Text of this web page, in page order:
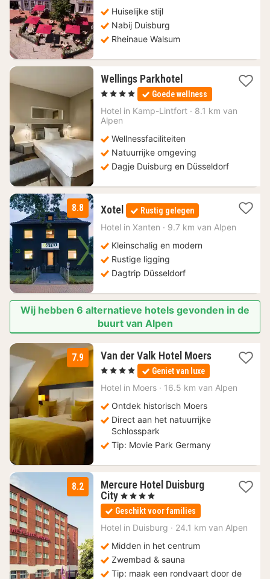
Huiselijke stijl
Nabij Duisburg
Rheinaue Walsum
Wellings Parkhotel2
nachten
vanaf
147,60
, 4 Sterren Goede wellness
Hotel in Kamp-Lintfort · 8.1 km van
Alpen
Wellnessfaciliteiten
Natuurrijke omgeving
Dagje Duisburg en Düsseldorf
8.8 Xotel 1
nacht
vanaf
€
Rustig gelegen
Hotel in Xanten · 9.7 km van Alpen
Kleinschalig en modern
Rustige ligging
Dagtrip Düsseldorf
Wij hebben 6 alternatieve hotels gevonden in de
buurt van Alpen
7.9 Van der Valk Hotel Moers3
nachten
92,67
, 4 Sterren Geniet van luxe
Hotel in Moers · 16.5 km van Alpen
Ontdek historisch Moers
Direct aan het natuurrijke
Schlosspark
Tip: Movie Park Germany
8.2
Mercure Hotel Duisburg
City 2
nachten
vanaf
70
, 4 Sterren
Geschikt voor families
Hotel in Duisburg · 24.1 km van Alpen
Midden in het centrum
Zwembad & sauna
Tip: maak een rondvaart door de